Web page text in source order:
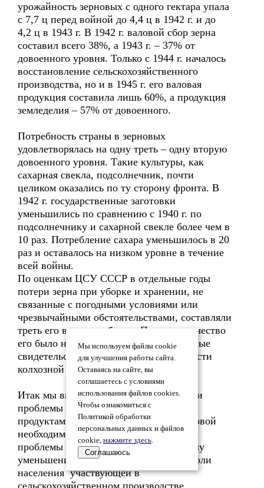
урожайность зерновых с одного гектара упала
с 7,7 ц перед войной до 4,4 ц в 1942 г. и до
4,2 ц в 1943 г. В 1942 г. валовой сбор зерна
составил всего 38%, а 1943 г. – 37% от
довоенного уровня. Только с 1944 г. началось
восстановление сельскохозяйственного
производства, но и в 1945 г. его валовая
продукция составила лишь 60%, а продукция
земледелия – 57% от довоенного.
Потребность страны в зерновых
удовлетворялась на одну треть – одну вторую
довоенного уровня. Такие культуры, как
сахарная свекла, подсолнечник, почти
целиком оказались по ту сторону фронта. В
1942 г. государственные заготовки
уменьшились по сравнению с 1940 г. по
подсолнечнику и сахарной свекле более чем в
10 раз. Потребление сахара уменьшилось в 20
раз и оставалось на низком уровне в течение
всей войны.
По оценкам ЦСУ СССР в отдельные годы
потери зерна при уборке и хранении, не
связанные с погодными условиями или
чрезвычайными обстоятельствами, составляли
треть его валовых сборов. При этом качество
его было низким. В целом все эти данные
свидетельствуют о низкой эффективности
колхозной системы.
Итак мы видим, что еще до войны были
проблемы с снабжением населения
продуктами питания и предметами первой
необходимости. Во время войны эти
проблемы еще более обострились в силу
уменьшения запасов , уменьшением доли
населения участвующей в
сельскохозяйственном производстве
Мы используем файлы cookie
для улучшения работы сайта.
Оставаясь на сайте, вы
соглашаетесь с условиями
использования файлов cookies.
Чтобы ознакомиться с
Политикой обработки
персональных данных и файлов
cookie, нажмите здесь.
Соглашаюсь